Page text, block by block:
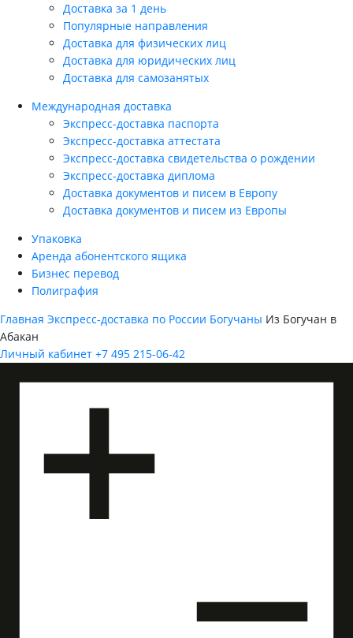
Доставка за 1 день
Популярные направления
Доставка для физических лиц
Доставка для юридических лиц
Доставка для самозанятых
Международная доставка
Экспресс-доставка паспорта
Экспресс-доставка аттестата
Экспресс-доставка свидетельства о рождении
Экспресс-доставка диплома
Доставка документов и писем в Европу
Доставка документов и писем из Европы
Упаковка
Аренда абонентского ящика
Бизнес перевод
Полиграфия
Главная Экспресс-доставка по России Богучаны Из Богучан в
Абакан
Личный кабинет +7 495 215-06-42